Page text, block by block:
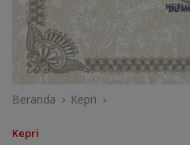
Beranda Kepri
Kepri